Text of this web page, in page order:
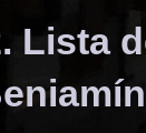
Lista